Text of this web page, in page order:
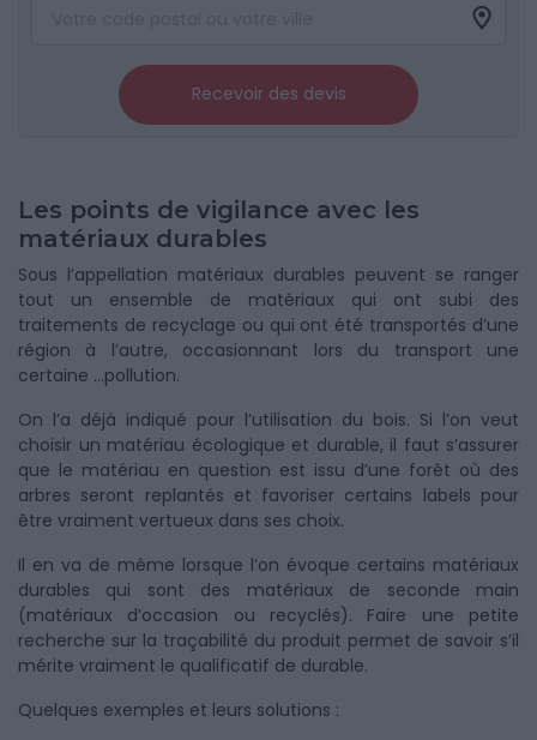
Recevoir des devis
Les points de vigilance avec les
matériaux durables
Sous l’appellation matériaux durables peuvent se ranger
tout un ensemble de matériaux qui ont subi des
traitements de recyclage ou qui ont été transportés d’une
région à l’autre, occasionnant lors du transport une
certaine ...pollution.
On l’a déjà indiqué pour l’utilisation du bois. Si l’on veut
choisir un matériau écologique et durable, il faut s’assurer
que le matériau en question est issu d’une forêt où des
arbres seront replantés et favoriser certains labels pour
être vraiment vertueux dans ses choix.
Il en va de même lorsque l’on évoque certains matériaux
durables qui sont des matériaux de seconde main
(matériaux d’occasion ou recyclés). Faire une petite
recherche sur la traçabilité du produit permet de savoir s’il
mérite vraiment le qualificatif de durable.
Quelques exemples et leurs solutions :